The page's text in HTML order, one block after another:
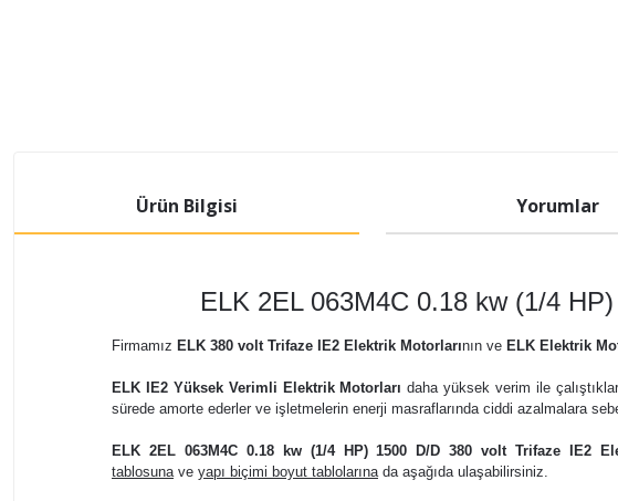
Ürün Bilgisi Yorumlar
ELK 2EL 063M4C 0.18 kw (1/4
Firmamız ELK 380 volt Trifaze IE2 Elektrik Motorlarının ve ELK Elektrik
ELK IE2 Yüksek Verimli Elektrik Motorları daha yüksek verim ile
sürede amorte ederler ve işletmelerin enerji masraflarında ciddi azalmalara
ELK 2EL 063M4C 0.18 kw (1/4 HP) 1500 D/D 380 volt Trifaze IE2
tablosunave yapı biçimi boyut tablolarınada aşağıda ulaşabilirsiniz.